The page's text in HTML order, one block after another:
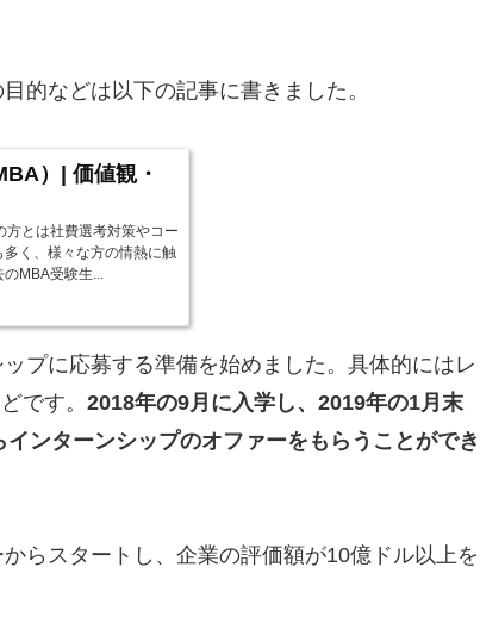
的などは以下の記事に書きました。
）| 価値観・
方とは社費選考対策やコー
く、様々な方の情熱に触
MBA受験生...
プに応募する準備を始めました。具体的にはレ
です。 2018年の9月に入学し、2019年の1月末
ンターンシップのオファーをもらうことができ
らスタートし、企業の評価額が10億ドル以上を